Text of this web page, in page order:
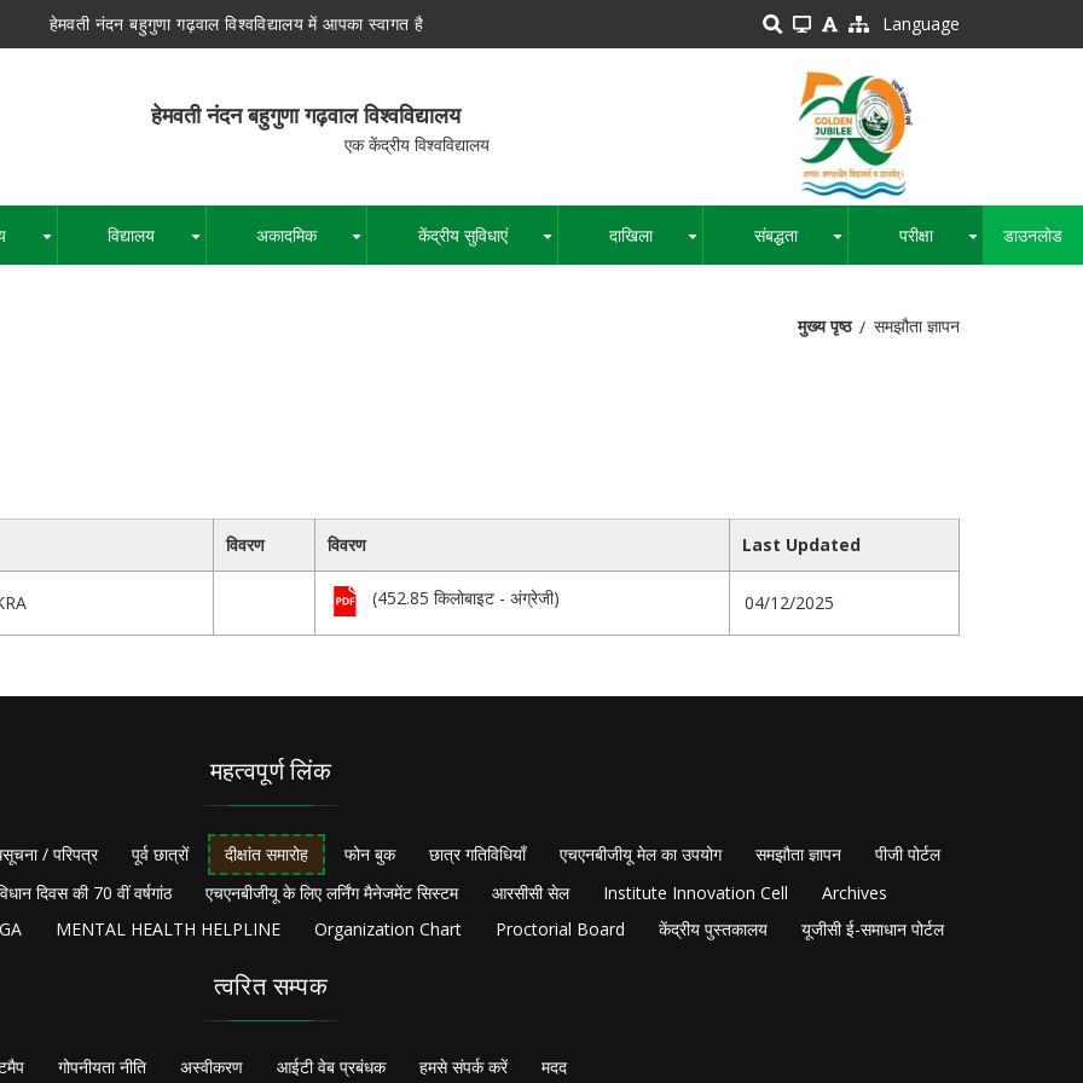
हेमवती नंदन बहुगुणा गढ़वाल विश्वविद्यालय में आपका स्वागत है Language
बहुगुणा गढ़वाल विश्वविद्यालय
विश्वविद्यालय
विद्यालय अकादमिक केंद्रीय सुविधाएं दाखिला संबद्धता परीक्षा डाउनलोड
मुख्य पृष्ठ समझौता ज्ञापन
विवरण विवरण Last Updated
(452.85 किलोबाइट - अंग्रेजी) 04/12/2025
महत्वपूर्ण लिंक
/ परिपत्र पूर्व छात्रों दीक्षांत समारोह फोन बुक छात्र गतिविधियाँ एचएनबीजीयू मेल का उपयोग समझौता ज्ञापन
पीजी पोर्टल
दिवस की 70 वीं वर्षगांठ एचएनबीजीयू के लिए लर्निंग मैनेजमेंट सिस्टम आरसीसी सेल Institute Innovation Cell
Archives
MENTAL HEALTH HELPLINE Organization Chart Proctorial Board केंद्रीय पुस्तकालय यूजीसी ई-समाधान पोर्टल
त्वरित सम्पक
गोपनीयता नीति अस्वीकरण आईटी वेब प्रबंधक हमसे संपर्क करें मदद